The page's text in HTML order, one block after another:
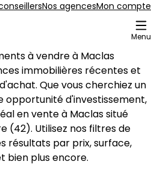
Nos agencesMon compte
Menu
à vendre à Maclas
immobilières récentes et
Que vous cherchiez un
opportunité d'investissement,
en vente à Maclas situé
(42). Utilisez nos filtres de
résultats par prix, surface,
bien plus encore.